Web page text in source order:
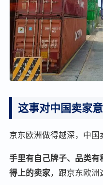
这事对中国卖家
京东欧洲做得越深，中国
手里有自己牌子、品类
得上的卖家 ，跟京东欧洲